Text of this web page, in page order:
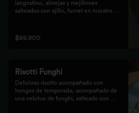
langostino, almejas y mejillones
salteados con ajillo, fumet en nuestro
$69.900
Risotti Funghi
Delicioso risotto acompañado con
hongos de temporada, acompañado de
una velotue de funghi, salteado con